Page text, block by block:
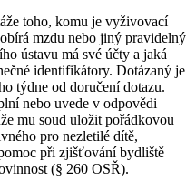
toho, komu je vyživovací
mzdu nebo jiný pravidelný
ústavu má své účty a jaká
identifikátory. Dotázaný je
týdne od doručení dotazu.
nebo uvede v odpovědi
mu soud uložit pořádkovou
pro nezletilé dítě,
při zjišťování bydliště
(§ 260 OSŘ).